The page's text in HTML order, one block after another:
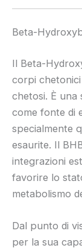
Beta-
Il Beta-
corpi
chetosi. È
come fonte di
specialmente
esaurite. Il
integrazioni
favorire lo
metabolismo
Dal punto di
per la sua